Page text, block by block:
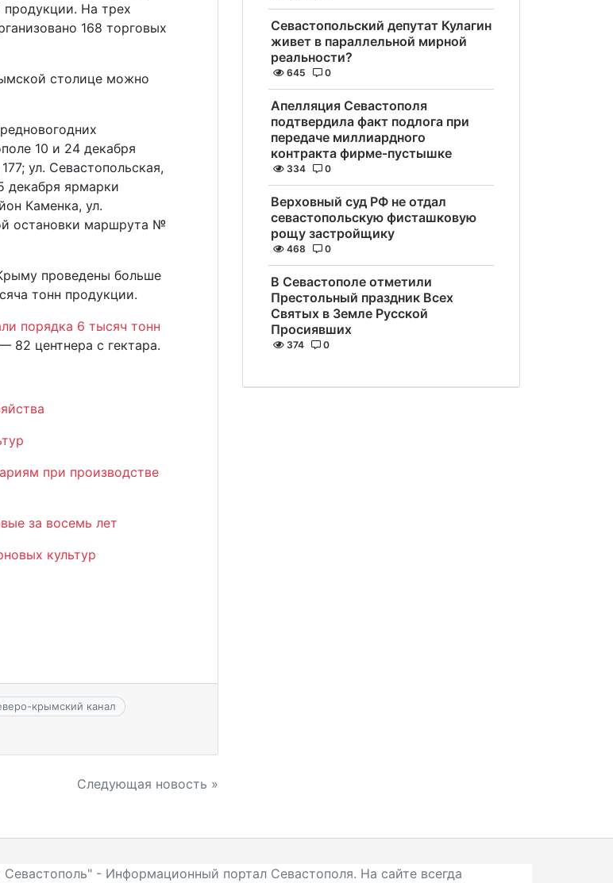
На трех
168 торговых
столице можно
10 и 24 декабря
ул. Севастопольская,
декабря ярмарки
Каменка, ул.
остановки маршрута №
проведены больше
тонн продукции.
порядка 6 тысяч тонн
82 центнера с гектара.
при производстве
за восемь лет
культур
крымский канал
Следующая новость »
Севастопольский депутат Кулагин
живет в параллельной мирной
реальности?
645 0
Апелляция Севастополя
подтвердила факт подлога при
передаче миллиардного
контракта фирме-пустышке
334 0
Верховный суд РФ не отдал
севастопольскую фисташковую
рощу застройщику
468 0
В Севастополе отметили
Престольный праздник Всех
Святых в Земле Русской
Просиявших
374 0
- Информационный портал Севастополя. На сайте всегда